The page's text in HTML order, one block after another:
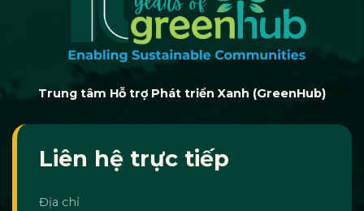
Trung tâm Hỗ trợ Phát triển Xanh (GreenHub)
Liên hệ trực tiếp
Địa chỉ